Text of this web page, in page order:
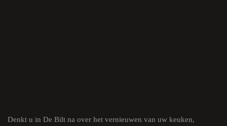
Denkt u in De Bilt na over het vernieuwen van uw keuken,